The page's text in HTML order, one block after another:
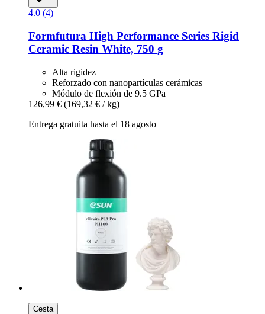
4.0 (4)
Formfutura High Performance Series Rigid
Ceramic Resin White, 750 g
Alta rigidez
Reforzado con nanopartículas cerámicas
Módulo de flexión de 9.5 GPa
126,99 € (169,32 € / kg)
Entrega gratuita hasta el 18 agosto
Cesta